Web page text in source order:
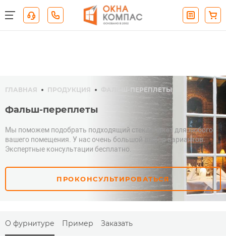
ГЛАВНАЯ ПРОДУКЦИЯ ФАЛЬШ-ПЕРЕПЛЕТЫ
Фальш-переплеты
Мы поможем подобрать подходящий стеклопакет для любого
вашего помещения. У нас очень большой выбор вариантов.
Экспертные консультации бесплатно.
ПРОКОНСУЛЬТИРОВАТЬСЯ
О фурнитуре Пример Заказать